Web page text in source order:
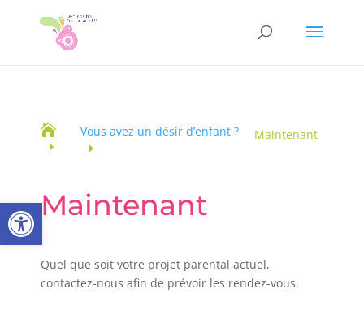
Ouvrir la barre d’outils
 Vous avez un désir d’enfant ? Maintenant
Maintenant
Quel que soit votre projet parental actuel,
contactez-nous afin de prévoir les rendez-vous.